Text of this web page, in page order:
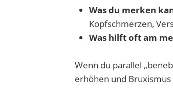
Was du merken
Kopfschmerzen,
Was hilft oft am
Wenn du parallel
erhöhen und